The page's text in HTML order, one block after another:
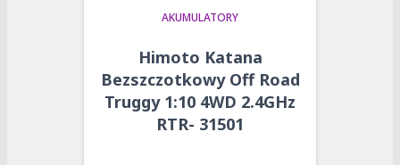
AKUMULATORY
Himoto Katana
Bezszczotkowy Off Road
Truggy 1:10 4WD 2.4GHz
RTR- 31501